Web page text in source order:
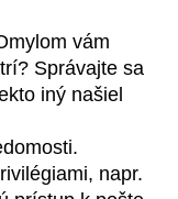
vám
Správajte sa
iný našiel
napr.